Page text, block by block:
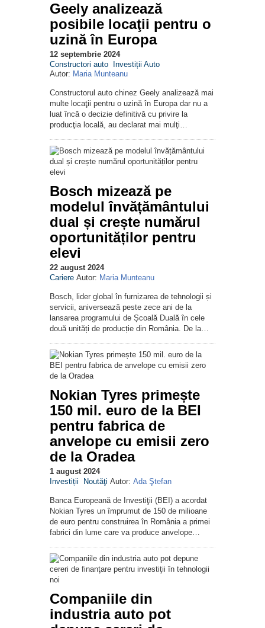
Geely analizează
posibile locaţii pentru o
uzină în Europa
12 septembrie 2024
Constructori auto
Investiții Auto
Autor: Maria Munteanu
Constructorul auto chinez Geely analizează mai
multe locaţii pentru o uzină în Europa dar nu a
luat încă o decizie definitivă cu privire la
producţia locală, au declarat mai mulţi…
Bosch mizează pe
modelul învățământului
dual și crește numărul
oportunităților pentru
elevi
22 august 2024
Cariere Autor: Maria Munteanu
Bosch, lider global în furnizarea de tehnologii și
servicii, aniversează peste zece ani de la
lansarea programului de Școală Duală în cele
două unități de producție din România. De la…
Nokian Tyres primește
150 mil. euro de la BEI
pentru fabrica de
anvelope cu emisii zero
de la Oradea
1 august 2024
Investiții
Noutăţi Autor: Ada Ştefan
Banca Europeană de Investiţii (BEI) a acordat
Nokian Tyres un împrumut de 150 de milioane
de euro pentru construirea în România a primei
fabrici din lume care va produce anvelope…
Companiile din
industria auto pot